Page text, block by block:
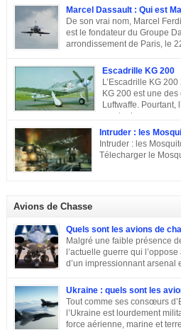
entre les mains de la famille de son
Marcel Bloch ayant changé son nom en
parcours de ce fleuron de l’aviation civile
mondiale à la Course aux Armements Au
mondiale, Marcel Bloch a créé la Société
Marcel Dassault : Qui est
De son vrai nom, Marcel
est le fondateur du Groupe
arrondissement de Paris, le
également été un entrepreneur et un
famille de Marcel Dassault Dernier enfant
Allatini, Marcel avait trois frères ainés. Le
le second, Darius Paul Bloch est devenu
René était chirurgien à Paris avant d’être
Escadrille KG 200
L’Escadrille KG
KG 200 est une
Luftwaffe. Pourtant,
pas toujours
des missions très différentes selon les
maritime, Mistel ou missions secrètes.
La désignation KG 200,
escadre de combat n°200 « . » Escadre de
Donc il n’y a pas a priori de limites aux
Intruder : les
Intruder : les
Télecharger le
Avions de Chasse
Quels sont les avions de
Malgré une faible présence
l’actuelle guerre qui
d’un impressionnant arsenal
Chasseurs, bombardiers,
ensemble les principaux moyens dont
Ukraine : quels sont les
Tout comme ses consœurs
l’Ukraine est lourdement
force aérienne, marine et